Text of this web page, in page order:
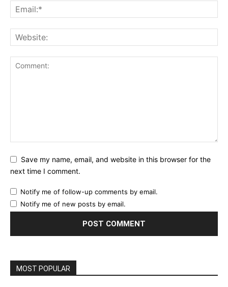
Save my name, email, and website in this browser for the
next time I comment.
Notify me of follow-up comments by email.
Notify me of new posts by email.
MOST POPULAR